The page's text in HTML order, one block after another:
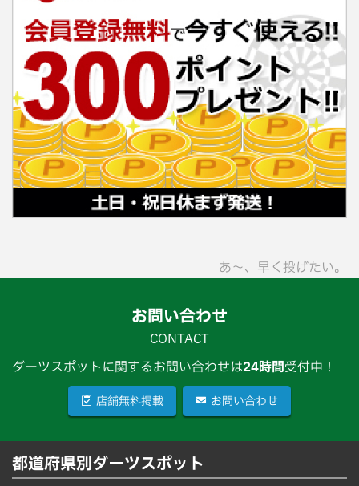
あ〜、早く投げたい。
お問い合わせ
CONTACT
ダーツスポットに関するお問い合わせは24時間受付中！
店舗無料掲載 お問い合わせ
都道府県別ダーツスポット